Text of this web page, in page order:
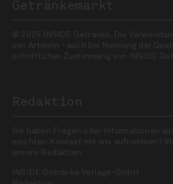
Getränkemarkt
© 2025 INSIDE Getränke. Die
von Artikeln - auch bei Nennung der
schriftlicher Zustimmung von INSIDE
Redaktion
Sie haben Fragen oder Informationen
möchten Kontakt mit uns aufnehmen?
unsere Redaktion:
INSIDE Getränke Verlags-GmbH